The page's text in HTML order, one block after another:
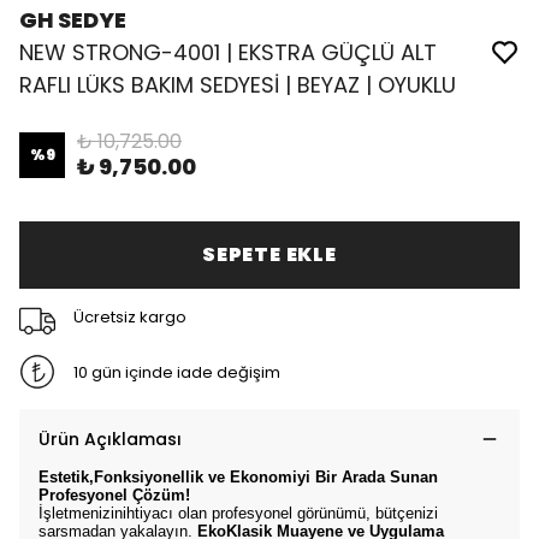
GH SEDYE
NEW STRONG-4001 | EKSTRA GÜÇLÜ ALT
RAFLI LÜKS BAKIM SEDYESİ | BEYAZ | OYUKLU
%9 ₺ 10,725.00
₺ 9,750.00
SEPETE EKLE
Ücretsiz kargo
10 gün içinde iade değişim
Ürün Açıklaması
Estetik,Fonksiyonellik ve Ekonomiyi Bir Arada Sunan
Profesyonel Çözüm!
İşletmenizinihtiyacı olan profesyonel görünümü, bütçenizi
sarsmadan yakalayın. EkoKlasik Muayene ve Uygulama